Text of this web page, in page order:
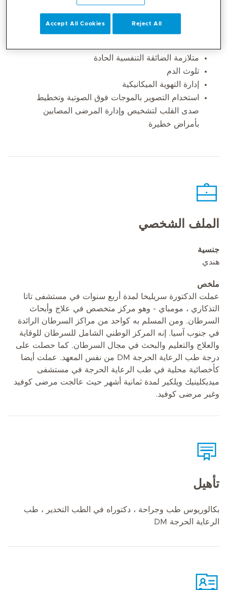
المهارات الأساسية
متلازمة الضائقة التنفسية الحادة
تلوث الدم
إدارة التهوية الميكانيكية
استخدام التصوير بالموجات فوق الصوتية وتخطيط
صدى القلب لتشخيص وإدارة المرضى المصابين
بأمراض خطيرة
الملف الشخصي
جنسية
هندي
ملخص
عملت الدكتورة سريليخا لمدة أربع سنوات في مستشفى تاتا
التذكاري ، مومباي - وهو مركز متخصص في علاج وأبحاث
السرطان. ومن المسلم به كواحد من مراكز السرطان الرائدة
في جنوب آسيا. إنه المركز الوطني الشامل للسرطان للوقاية
والعلاج والتعليم والبحث في مجال السرطان. كما حصلت على
درجة طب الرعاية الحرجة DM من نفس المعهد. عملت أيضا
كأخصائية محلية في طب الرعاية الحرجة في مستشفى
ميديكلينيك ويلكير لمدة ثمانية أشهر حيث عالجت مرضى كوفيد
وغير مرضى كوفيد.
تأهيل
بكالوريوس طب وجراحة ، دكتوراه في الطب التخدير ، طب
الرعاية الحرجة DM
Reject All
Accept All Cookies